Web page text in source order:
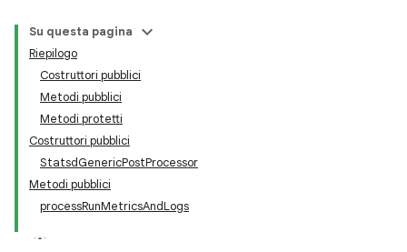
Su questa pagina
Riepilogo
Costruttori pubblici
Metodi pubblici
Metodi protetti
Costruttori pubblici
StatsdGenericPostProcessor
Metodi pubblici
processRunMetricsAndLogs